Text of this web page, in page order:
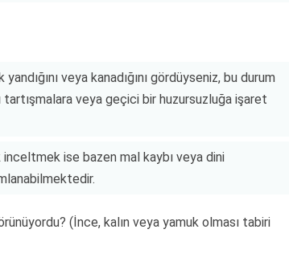
yandığını veya kanadığını gördüyseniz, bu durum
veya geçici bir huzursuzluğa işaret
inceltmek ise bazen mal kaybı veya dini
(İnce, kalın veya yamuk olması tabiri